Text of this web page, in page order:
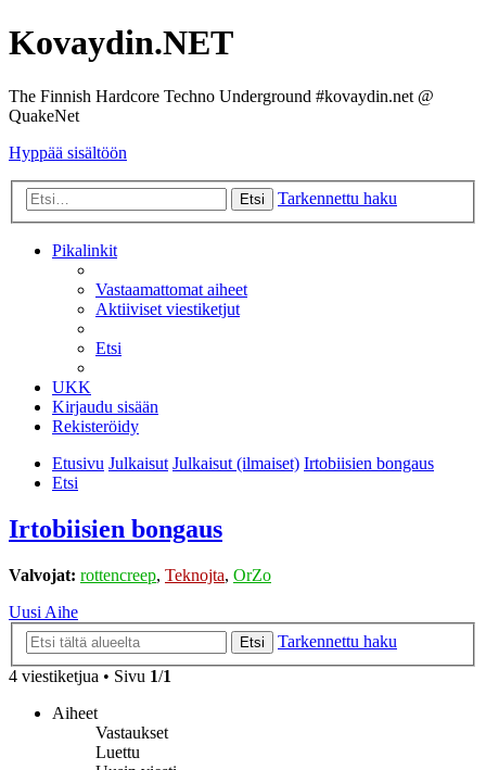
Kovaydin.NET
The Finnish Hardcore Techno Underground #kovaydin.net @
QuakeNet
Hyppää sisältöön
Etsi Tarkennettu haku
Pikalinkit
Vastaamattomat aiheet
Aktiiviset viestiketjut
Etsi
UKK
Kirjaudu sisään
Rekisteröidy
Etusivu Julkaisut Julkaisut (ilmaiset) Irtobiisien bongaus
Etsi
Irtobiisien bongaus
Valvojat: rottencreep, Teknojta, OrZo
Uusi Aihe
Etsi
Tarkennettu haku
4 viestiketjua • Sivu 1/1
Aiheet
Vastaukset
Luettu